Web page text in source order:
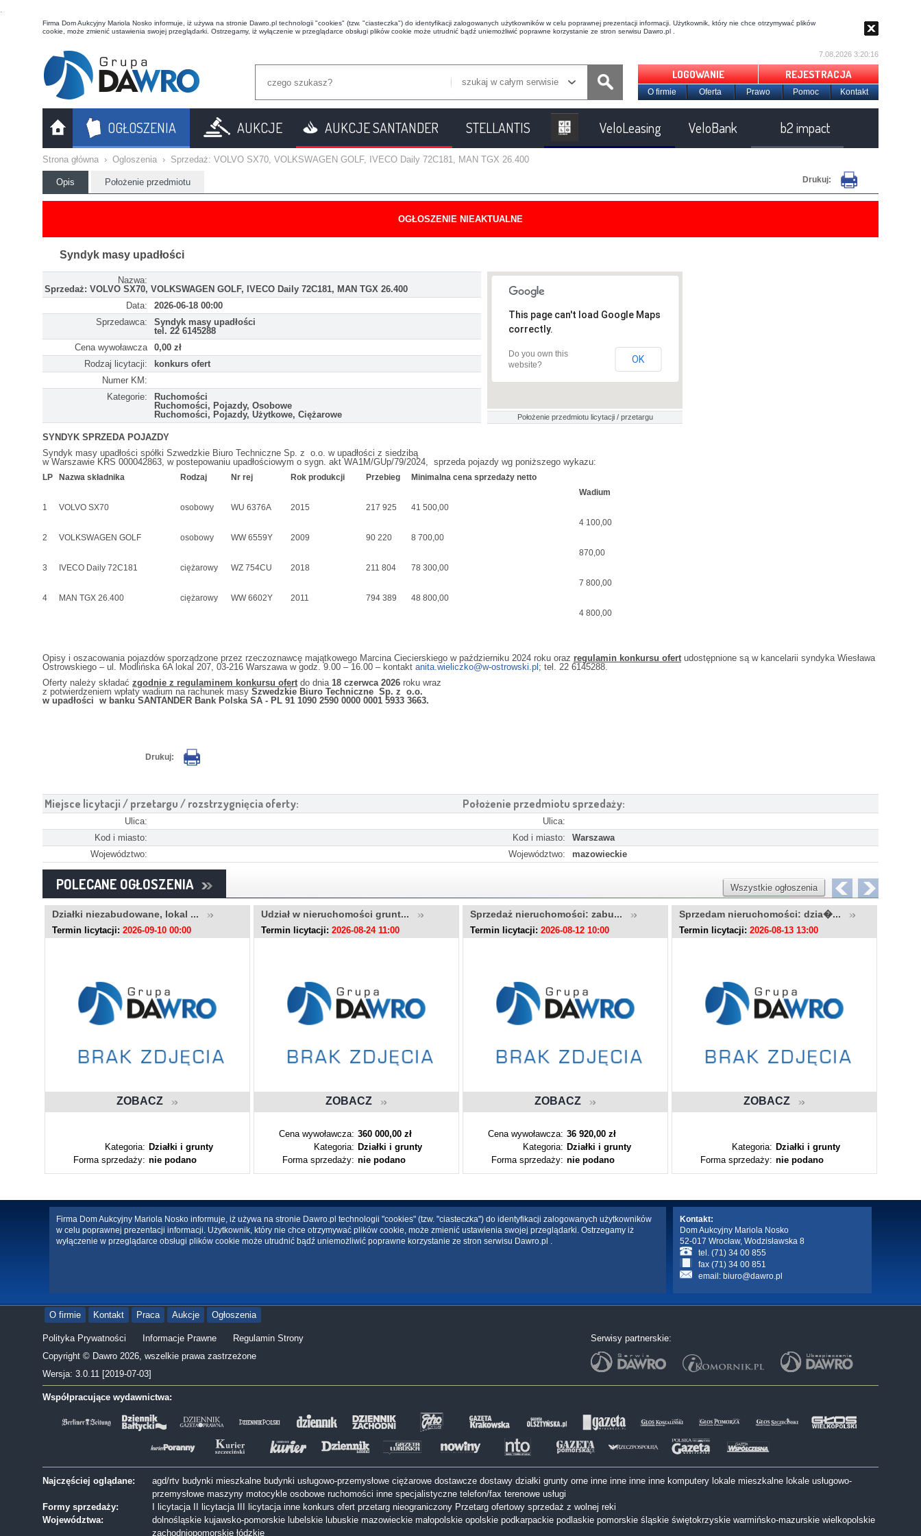
t
Firma Dom Aukcyjny Mariola Nosko informuje, iż używa na stronie Dawro.pl technologii "cookies" (tzw. "ciasteczka") do identyfikacji zalogowanych użytkowników w celu poprawnej prezentacji informacji. Użytkownik, który nie chce otrzymywać plików
cookie, może zmienić ustawienia swojej przeglądarki. Ostrzegamy, iż wyłączenie w przeglądarce obsługi plików cookie może utrudnić bądź uniemożliwić poprawne korzystanie ze stron serwisu Dawro.pl .
szukaj w całym serwisie
7.08.2026 3:20:17
LOGOWANIE REJESTRACJA
O firmie Oferta Prawo Pomoc Kontakt
OGŁOSZENIA AUKCJE AUKCJE SANTANDER STELLANTIS VeloLeasing VeloBank b2 impact
Strona główna › Ogloszenia › Sprzedaż: VOLVO SX70, VOLKSWAGEN GOLF, IVECO Daily 72C181, MAN TGX 26.400
Drukuj:
Opis Położenie przedmiotu
OGŁOSZENIE NIEAKTUALNE
Syndyk masy upadłości
Nazwa:
Sprzedaż: VOLVO SX70, VOLKSWAGEN GOLF, IVECO Daily 72C181, MAN TGX 26.400
Data:
2026-06-18 00:00
Sprzedawca:
Syndyk masy upadłości
tel. 22 6145288
Cena wywoławcza
0,00 zł
Rodzaj licytacji:
konkurs ofert
Numer KM:
Kategorie:
Ruchomości
Ruchomości, Pojazdy, Osobowe
Ruchomości, Pojazdy, Użytkowe, Ciężarowe
This page can't load Google Maps
correctly.
Do you own this
website?
OK
Położenie przedmiotu licytacji / przetargu
SYNDYK SPRZEDA POJAZDY
Syndyk masy upadłości spółki Szwedzkie Biuro Techniczne Sp. z o.o. w upadłości z siedzibą
w Warszawie KRS 000042863, w postepowaniu upadłościowym o sygn. akt WA1M/GUp/79/2024, sprzeda pojazdy wg poniższego wykazu:
LP Nazwa składnika Rodzaj Nr rej Rok produkcji Przebieg
Minimalna cena sprzedaży netto
Wadium
1
VOLVO SX70 osobowy WU 6376A 2015 217 925
41 500,00
4 100,00
2
VOLKSWAGEN GOLF osobowy WW 6559Y 2009 90 220
8 700,00
870,00
3
IVECO Daily 72C181 ciężarowy WZ 754CU 2018 211 804
78 300,00
7 800,00
4
MAN TGX 26.400 ciężarowy WW 6602Y 2011 794 389
48 800,00
4 800,00
Opisy i oszacowania pojazdów sporządzone przez rzeczoznawcę majątkowego Marcina Ciecierskiego w październiku 2024 roku oraz regulamin konkursu ofertudostępnione są w kancelarii syndyka Wiesława
Ostrowskiego – ul. Modlińska 6A lokal 207, 03-216 Warszawa w godz. 9.00 – 16.00 – kontakt anita.wieliczko@w-ostrowski.pl ; tel. 22 6145288.
Oferty należy składać zgodnie z regulaminem konkursu ofertdo dnia 18 czerwca 2026 roku wraz
z potwierdzeniem wpłaty wadium na rachunek masy Szwedzkie Biuro Techniczne Sp. z o.o.
w upadłości w banku SANTANDER Bank Polska SA - PL 91 1090 2590 0000 0001 5933 3663.
Drukuj:
Miejsce licytacji / przetargu / rozstrzygnięcia oferty:
Ulica:
Kod i miasto:
Województwo:
Położenie przedmiotu sprzedaży:
Ulica:
Kod i miasto:
Warszawa
Województwo:
mazowieckie
POLECANE OGŁOSZENIA Wszystkie ogłoszenia
Działki niezabudowane, lokal ...
Termin licytacji: 2026-09-10 00:00
ZOBACZ
Kategoria: Działki i grunty
Forma sprzedaży: nie podano
Udział w nieruchomości grunt...
Termin licytacji: 2026-08-24 11:00
ZOBACZ
Cena wywoławcza: 360 000,00 zł
Kategoria: Działki i grunty
Forma sprzedaży: nie podano
Sprzedaż nieruchomości: zabu...
Termin licytacji: 2026-08-12 10:00
ZOBACZ
Cena wywoławcza: 36 920,00 zł
Kategoria: Działki i grunty
Forma sprzedaży: nie podano
Sprzedam nieruchomości: dzia�...
Termin licytacji: 2026-08-13 13:00
ZOBACZ
Kategoria: Działki i grunty
Forma sprzedaży: nie podano
Firma Dom Aukcyjny Mariola Nosko informuje, iż używa na stronie Dawro.pl technologii "cookies" (tzw. "ciasteczka") do identyfikacji zalogowanych użytkowników
w celu poprawnej prezentacji informacji. Użytkownik, który nie chce otrzymywać plików cookie, może zmienić ustawienia swojej przeglądarki. Ostrzegamy iż
wyłączenie w przeglądarce obsługi plików cookie może utrudnić bądź uniemożliwić poprawne korzystanie ze stron serwisu Dawro.pl .
Kontakt:
Dom Aukcyjny Mariola Nosko
52-017 Wrocław, Wodzisławska 8
tel. (71) 34 00 855
fax (71) 34 00 851
email: biuro@dawro.pl
O firmie Kontakt Praca Aukcje Ogłoszenia
Polityka Prywatności Informacje Prawne
Regulamin Strony
Copyright © Dawro 2026, wszelkie prawa zastrzeżone
Wersja: 3.0.11 [2019-07-03]
Serwisy partnerskie:
Współpracujące wydawnictwa:
Najczęściej oglądane: agd/rtv budynki mieszkalne budynki usługowo-przemysłowe ciężarowe dostawcze dostawy działki grunty orne inne inne inne inne komputery lokale mieszkalne lokale usługowo-
przemysłowe maszyny motocykle osobowe ruchomości inne specjalistyczne telefon/fax terenowe usługi
Formy sprzedaży:
I licytacja II licytacja III licytacja inne konkurs ofert przetarg nieograniczony Przetarg ofertowy sprzedaż z wolnej reki
Województwa:
dolnośląskie kujawsko-pomorskie lubelskie lubuskie mazowieckie małopolskie opolskie podkarpackie podlaskie pomorskie śląskie świętokrzyskie warmińsko-mazurskie wielkopolskie
zachodniopomorskie łódzkie